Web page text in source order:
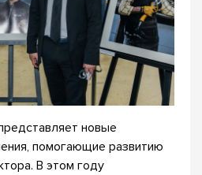
новые
помогающие развитию
В этом году